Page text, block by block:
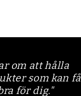
om att hålla
som kan få
för dig."